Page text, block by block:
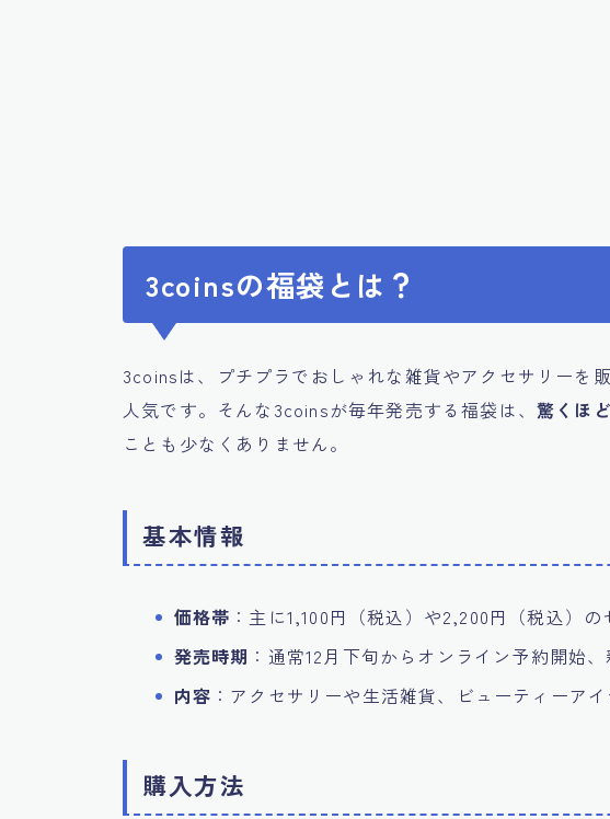
3coinsの福袋とは？
3coinsは、プチプラでおしゃれな雑貨やアクセサリーを
人気です。そんな3coinsが毎年発売する福袋は、驚くほ
ことも少なくありません。
基本情報
価格帯 ：主に1,100円（税込）や2,200円（税込）の
発売時期 ：通常12月下旬からオンライン予約開始、
内容 ：アクセサリーや生活雑貨、ビューティーア
購入方法